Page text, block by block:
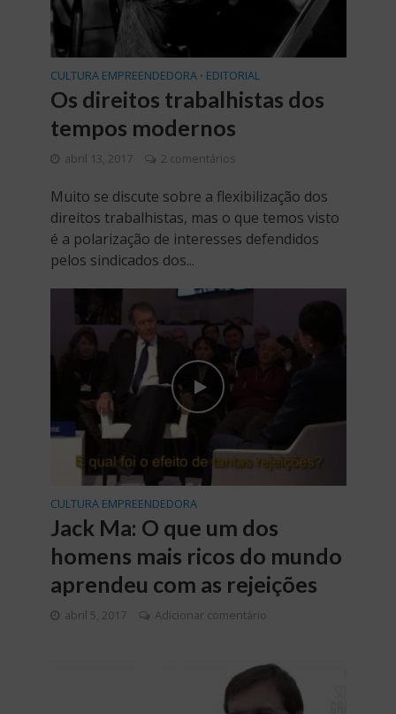
CULTURA EMPREENDEDORA • EDITORIAL
Os direitos trabalhistas dos
tempos modernos
abril 13, 2017 2 comentários
Muito se discute sobre a flexibilização dos
direitos trabalhistas, mas o que temos visto
é a polarização de interesses defendidos
pelos sindicados dos...
CULTURA EMPREENDEDORA
Jack Ma: O que um dos
homens mais ricos do mundo
aprendeu com as rejeições
abril 5, 2017 Adicionar comentário